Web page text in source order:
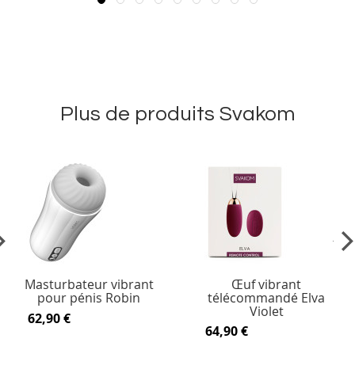
Plus de produits Svakom
Masturbateur vibrant
pour pénis Robin
62,90 €
Œuf vibrant
télécommandé Elva
Violet
64,90 €